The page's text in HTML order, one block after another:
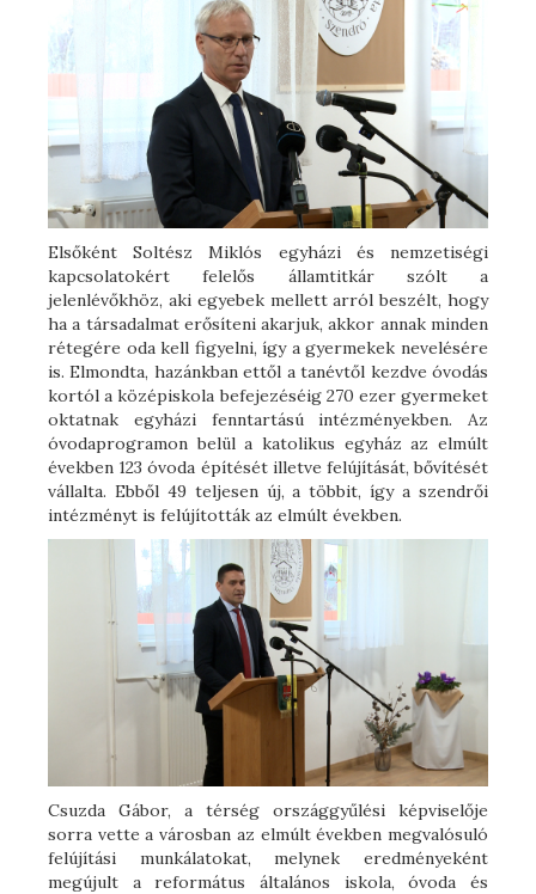
Elsőként Soltész Miklós egyházi és nemzetiségi
kapcsolatokért felelős államtitkár szólt a
jelenlévőkhöz, aki egyebek mellett arról beszélt, hogy
ha a társadalmat erősíteni akarjuk, akkor annak minden
rétegére oda kell figyelni, így a gyermekek nevelésére
is. Elmondta, hazánkban ettől a tanévtől kezdve óvodás
kortól a középiskola befejezéséig 270 ezer gyermeket
oktatnak egyházi fenntartású intézményekben. Az
óvodaprogramon belül a katolikus egyház az elmúlt
években 123 óvoda építését illetve felújítását, bővítését
vállalta. Ebből 49 teljesen új, a többit, így a szendrői
intézményt is felújították az elmúlt években.
Csuzda Gábor, a térség országgyűlési képviselője
sorra vette a városban az elmúlt években megvalósuló
felújítási munkálatokat, melynek eredményeként
megújult a református általános iskola, óvoda és